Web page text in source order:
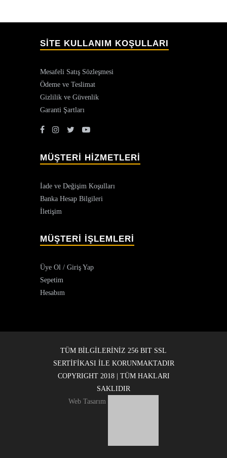
SİTE KULLANIM KOŞULLARI
Mesafeli Satış Sözleşmesi
Ödeme ve Teslimat
Gizlilik ve Güvenlik
Garanti Şartları
MÜŞTERİ HİZMETLERİ
İade ve Değişim Koşulları
Banka Hesap Bilgileri
İletişim
MÜŞTERİ İŞLEMLERİ
Üye Ol / Giriş Yap
Sepetim
Hesabım
TÜM BİLGİLERİNİZ 256 BIT SSL
SERTİFİKASI İLE KORUNMAKTADIR
COPYRIGHT 2018 | TÜM HAKLARI
SAKLIDIR
Web Tasarım